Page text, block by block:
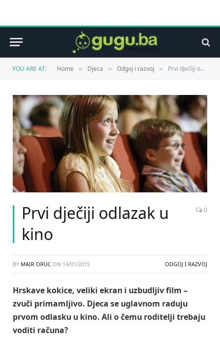
YOU ARE AT: Home » Djeca » Odgoj i razvoj » Prvi dječiji odlazak u kino
Prvi dječiji odlazak u
kino
0
BY MAIR ORUC ON 14/01/2015 ODGOJ I RAZVOJ
Hrskave kokice, veliki ekran i uzbudljiv film –
zvuči primamljivo. Djeca se uglavnom raduju
prvom odlasku u kino. Ali o čemu roditelji trebaju
voditi računa?